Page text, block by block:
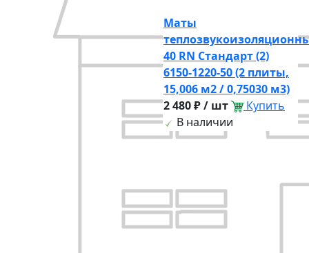
Маты
40 RN Стандарт (2)
6150-1220-50 (2 плиты,
15,006 м2 / 0,75030 м3)
2 480 ₽ / шт
Купить
В наличии